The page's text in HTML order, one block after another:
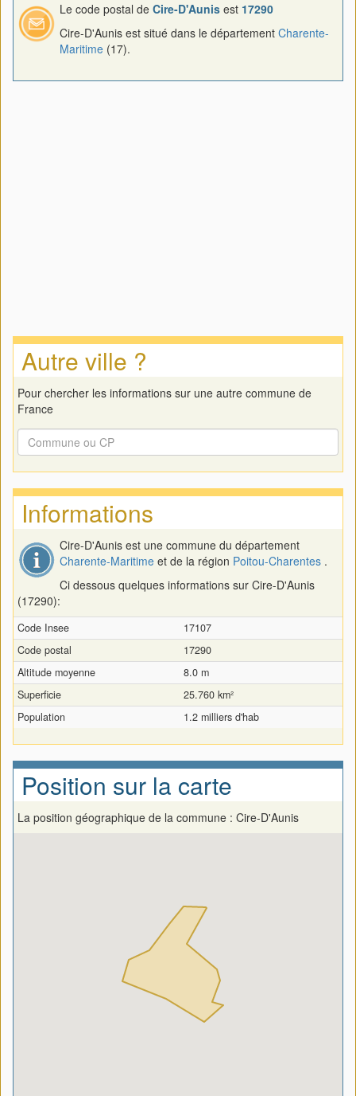
Le code postal de Cire-D'Aunis est 17290
Cire-D'Aunis est situé dans le département Charente-
Maritime (17).
Autre ville ?
Pour chercher les informations sur une autre commune de
France
Informations
Cire-D'Aunis est une commune du département
Charente-Maritime et de la région Poitou-Charentes .
Ci dessous quelques informations sur Cire-D'Aunis
(17290):
Code Insee
17107
Code postal
17290
Altitude moyenne
8.0 m
Superficie
25.760 km²
Population
1.2 milliers d'hab
Position sur la carte
La position géographique de la commune : Cire-D'Aunis